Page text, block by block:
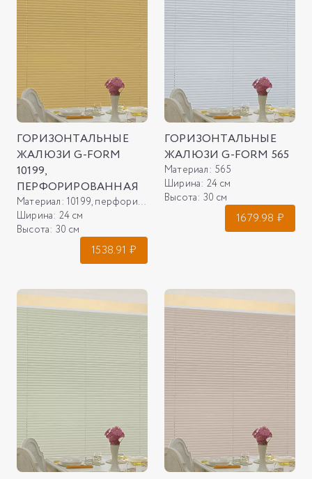
ГОРИЗОНТАЛЬНЫЕ
ЖАЛЮЗИ G-FORM
10199,
ПЕРФОРИРОВАННАЯ
Материал: 10199, перфорированная
Ширина: 24 см
Высота: 30 см
1538.91 ₽
ГОРИЗОНТАЛЬНЫЕ
ЖАЛЮЗИ G-FORM 565
Материал: 565
Ширина: 24 см
Высота: 30 см
1679.98 ₽